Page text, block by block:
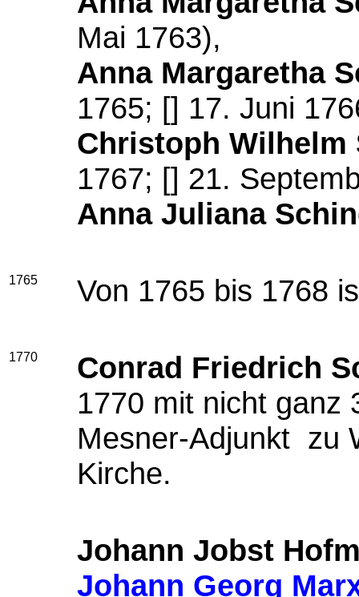
Mai 1763),
Anna Margaretha
1765; [] 17. Juni
Christoph Wilhelm
1767; [] 21.
Anna Juliana
1765 Von 1765 bis 1768
1770
Conrad Friedrich
1770 mit nicht ganz
Mesner-Adjunkt zu
Kirche.
Johann Jobst
Johann Georg